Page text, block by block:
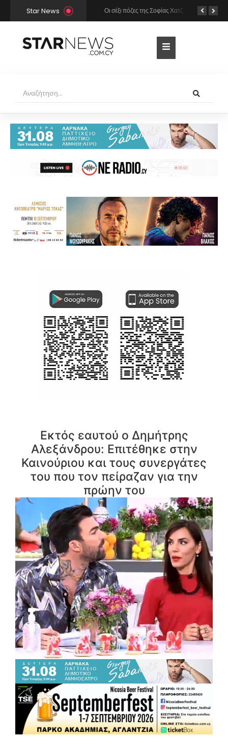
Star News
Εκτός εαυτού ο Δημήτρης
Αλεξάνδρου: Επιτέθηκε στην
Καινούριου και τους συνεργάτες
του που τον πείραζαν για την
πρώην του